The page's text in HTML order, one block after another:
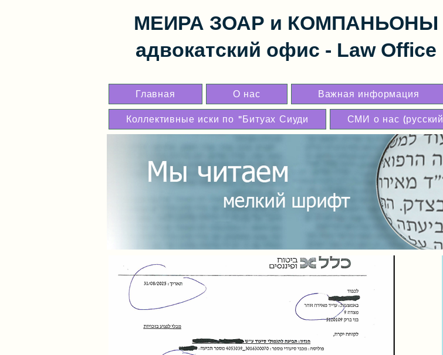
МЕИРА ЗОАР и КОМПАНЬОНЫ
адвокатский офис - Law Office
Главная О нас Важная информация
Коллективные иски по "Битуах Сиуди СМИ о нас